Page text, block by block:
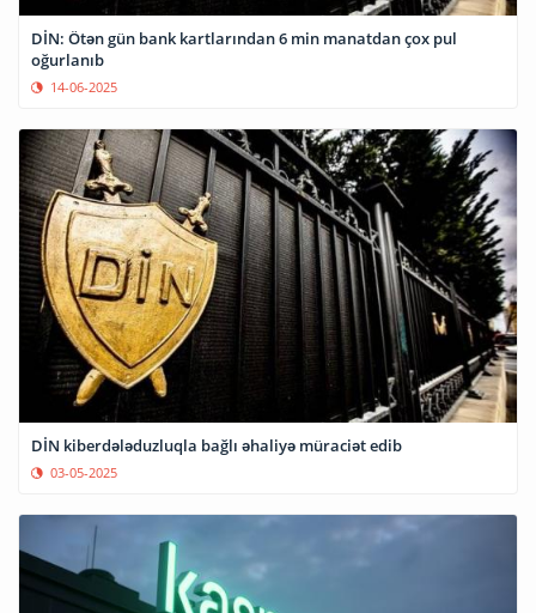
DİN: Ötən gün bank kartlarından 6 min manatdan çox pul
oğurlanıb
14-06-2025
DİN kiberdələduzluqla bağlı əhaliyə müraciət edib
03-05-2025